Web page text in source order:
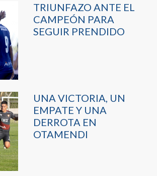
TRIUNFAZO ANTE EL
CAMPEÓN PARA
SEGUIR PRENDIDO
UNA VICTORIA, UN
EMPATE Y UNA
DERROTA EN
OTAMENDI